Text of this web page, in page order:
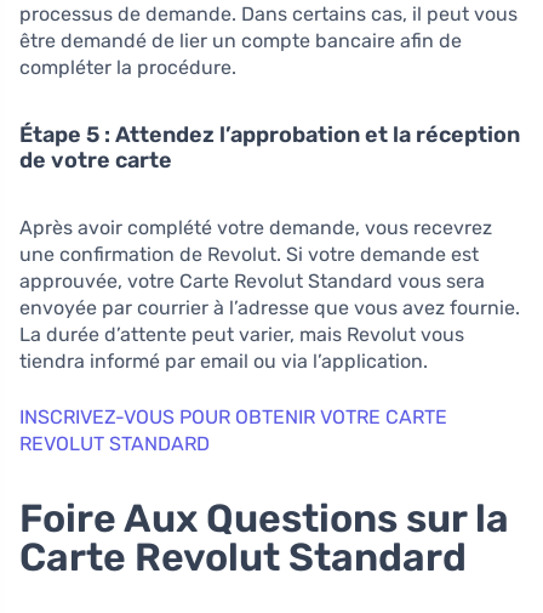
processus de demande. Dans certains cas, il peut vous
être demandé de lier un compte bancaire afin de
compléter la procédure.
Étape 5 : Attendez l’approbation et la réception
de votre carte
Après avoir complété votre demande, vous recevrez
une confirmation de Revolut. Si votre demande est
approuvée, votre Carte Revolut Standard vous sera
envoyée par courrier à l’adresse que vous avez fournie.
La durée d’attente peut varier, mais Revolut vous
tiendra informé par email ou via l’application.
INSCRIVEZ-VOUS POUR OBTENIR VOTRE CARTE
REVOLUT STANDARD
Foire Aux Questions sur la
Carte Revolut Standard